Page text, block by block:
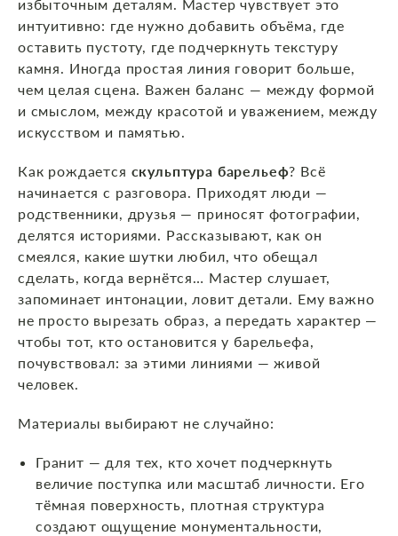
избыточным деталям. Мастер чувствует это
интуитивно: где нужно добавить объёма, где
оставить пустоту, где подчеркнуть текстуру
камня. Иногда простая линия говорит больше,
чем целая сцена. Важен баланс — между формой
и смыслом, между красотой и уважением, между
искусством и памятью.
Как рождается скульптура барельеф? Всё
начинается с разговора. Приходят люди —
родственники, друзья — приносят фотографии,
делятся историями. Рассказывают, как он
смеялся, какие шутки любил, что обещал
сделать, когда вернётся… Мастер слушает,
запоминает интонации, ловит детали. Ему важно
не просто вырезать образ, а передать характер —
чтобы тот, кто остановится у барельефа,
почувствовал: за этими линиями — живой
человек.
Материалы выбирают не случайно:
Гранит — для тех, кто хочет подчеркнуть
величие поступка или масштаб личности. Его
тёмная поверхность, плотная структура
создают ощущение монументальности,